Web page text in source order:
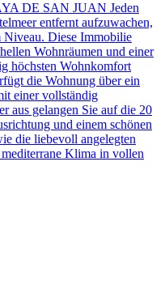
DE SAN JUAN Jeden
entfernt aufzuwachen,
Niveau. Diese Immobilie
Wohnräumen und einer
höchsten Wohnkomfort
die Wohnung über ein
einer vollständig
aus gelangen Sie auf die 20
und einem schönen
die liebevoll angelegten
Klima in vollen